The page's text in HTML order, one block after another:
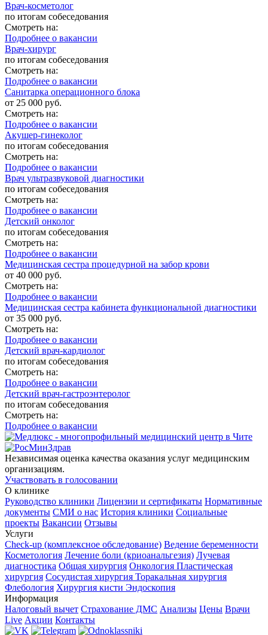
Врач-косметолог
по итогам собеседования
Смотреть на:
Подробнее о вакансии
Врач-хирург
по итогам собеседования
Смотреть на:
Подробнее о вакансии
Санитарка операционного блока
от 25 000 руб.
Смотреть на:
Подробнее о вакансии
Акушер-гинеколог
по итогам собеседования
Смотреть на:
Подробнее о вакансии
Врач ультразвуковой диагностики
по итогам собеседования
Смотреть на:
Подробнее о вакансии
Детский онколог
по итогам собеседования
Смотреть на:
Подробнее о вакансии
Медицинская сестра процедурной на забор крови
от 40 000 руб.
Смотреть на:
Подробнее о вакансии
Медицинская сестра кабинета функциональной диагностики
от 35 000 руб.
Смотреть на:
Подробнее о вакансии
Детский врач-кардиолог
по итогам собеседования
Смотреть на:
Подробнее о вакансии
Детский врач-гастроэнтеролог
по итогам собеседования
Смотреть на:
Подробнее о вакансии
Независимая оценка качества оказания услуг медицинским
организациям.
Участвовать в голосовании
О клинике
Руководство клиники Лицензии и сертификаты Нормативные
документы СМИ о нас История клиники Социальные
проекты Вакансии Отзывы
Услуги
Check-up (комплексное обследование) Ведение беременности
Косметология Лечение боли (криоанальгезия) Лучевая
диагностика Общая хирургия Онкология Пластическая
хирургия Сосудистая хирургия Торакальная хирургия
Флебология Хирургия кисти Эндоскопия
Информация
Налоговый вычет Страхование ДМС Анализы Цены Врачи
Live Акции Контакты